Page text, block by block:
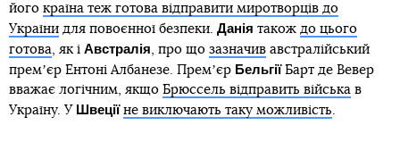
його країна теж готова відправити миротворців до
України для повоєнної безпеки. Данія також до цього
готова, як і Австралія, про що зазначив австралійський
премʼєр Ентоні Албанезе. Премʼєр БельгіїБарт де Вевер
вважає логічним, якщо Брюссель відправить війська в
Україну. У Швеції не виключають таку можливість.